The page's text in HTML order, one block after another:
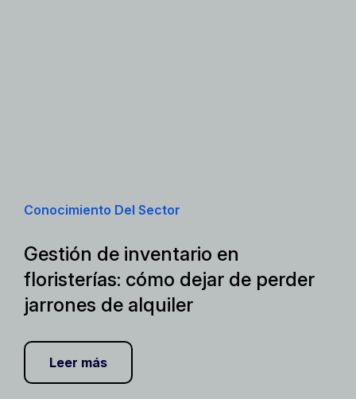
Conocimiento Del Sector
Gestión de inventario en
floristerías: cómo dejar de perder
jarrones de alquiler
Leer más